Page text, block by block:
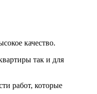
качество.
так и для
работ, которые